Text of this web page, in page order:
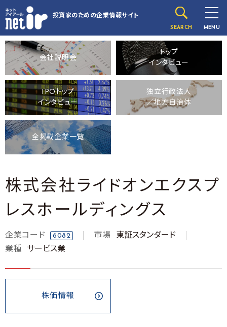
投資家のための企業情報サイト
SEARCH MENU
会社説明会
トップ
インタビュー
IPOトップ
インタビュー
独立行政法人
／地方自治体
全掲載企業一覧
株式会社ライドオンエクスプ
レスホールディングス
企業コード 6082 市場
東証スタンダード
業種
サービス業
株価情報